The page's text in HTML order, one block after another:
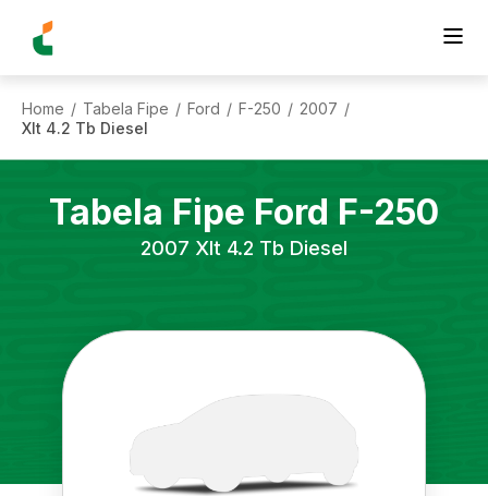
Home / Tabela Fipe / Ford / F-250 / 2007 /
Xlt 4.2 Tb Diesel
Tabela Fipe Ford F-250
2007 Xlt 4.2 Tb Diesel